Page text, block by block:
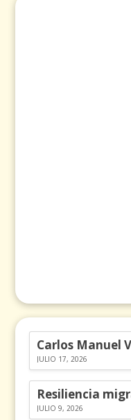
JULIO 17, 2026
JULIO 9, 2026